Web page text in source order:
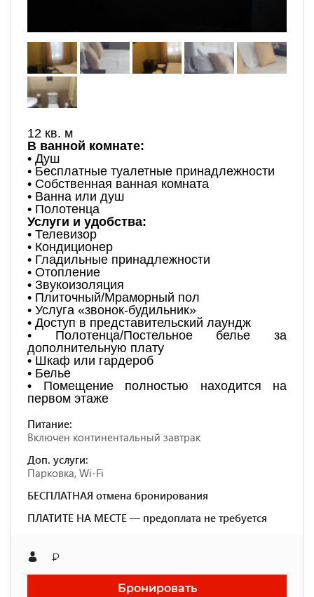
12 кв. м
В ванной комнате:
• Душ
• Бесплатные туалетные принадлежности
• Собственная ванная комната
• Ванна или душ
• Полотенца
Услуги и удобства:
• Телевизор
• Кондиционер
• Гладильные принадлежности
• Отопление
• Звукоизоляция
• Плиточный/Мраморный пол
• Услуга «звонок-будильник»
• Доступ в представительский лаундж
• Полотенца/Постельное белье за
дополнительную плату
• Шкаф или гардероб
• Белье
• Помещение полностью находится на
первом этаже
Питание:
Включен континентальный завтрак
Доп. услуги:
Парковка, Wi-Fi
БЕСПЛАТНАЯ отмена бронирования
ПЛАТИТЕ НА МЕСТЕ — предоплата не требуется
₽
Бронировать